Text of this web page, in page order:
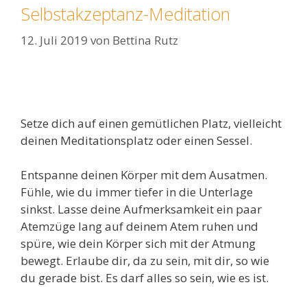
Selbstakzeptanz-Meditation
12. Juli 2019 von Bettina Rutz
Setze dich auf einen gemütlichen Platz, vielleicht
deinen Meditationsplatz oder einen Sessel.
Entspanne deinen Körper mit dem Ausatmen.
Fühle, wie du immer tiefer in die Unterlage
sinkst. Lasse deine Aufmerksamkeit ein paar
Atemzüge lang auf deinem Atem ruhen und
spüre, wie dein Körper sich mit der Atmung
bewegt. Erlaube dir, da zu sein, mit dir, so wie
du gerade bist. Es darf alles so sein, wie es ist.